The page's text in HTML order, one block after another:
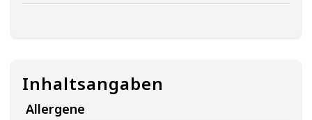
Inhaltsangaben
Allergene